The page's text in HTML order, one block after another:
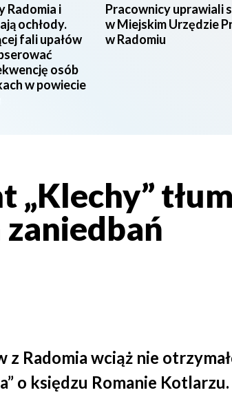
Radomia i
ochłody.
fali upałów
osób
w powiecie
Pracownicy uprawiali
w Miejskim Urzędzie
w Radomiu
„Klechy”
zaniedbań
z Radomia wciąż nie
o księdzu Romanie